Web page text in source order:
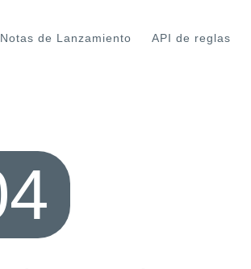
Notas de Lanzamiento API de reglas